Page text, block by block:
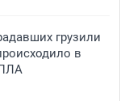
грузили
в